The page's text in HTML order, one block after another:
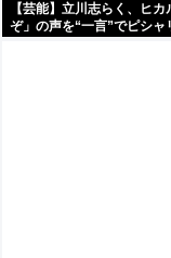
【芸能】立川志らく、ヒ
ぞ」の声を“一言”でピシャ